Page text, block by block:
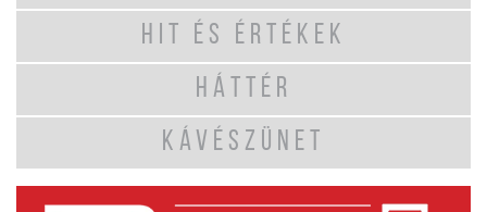
HIT ÉS ÉRTÉKEK
HÁTTÉR
KÁVÉSZÜNET